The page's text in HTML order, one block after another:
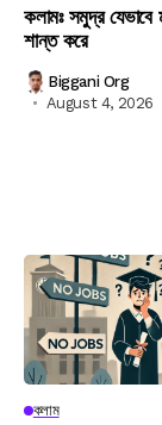
কলামঃ সমুদ্র
শান্ত করে
Biggani Org
August 4, 2026
কলাম